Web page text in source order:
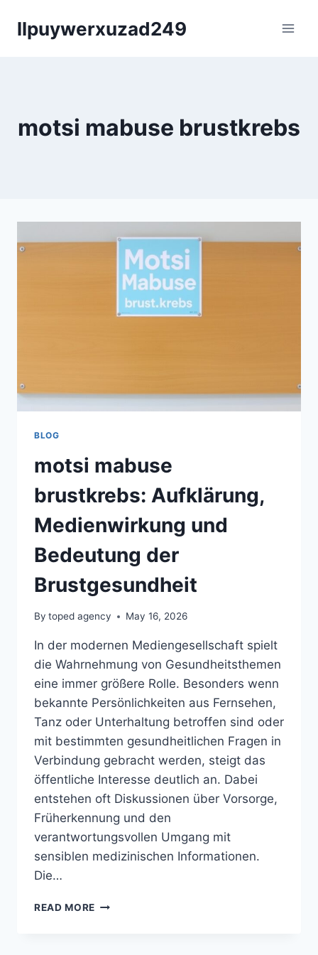
llpuywerxuzad249
motsi mabuse brustkrebs
BLOG
motsi mabuse
brustkrebs: Aufklärung,
Medienwirkung und
Bedeutung der
Brustgesundheit
By toped agency May 16, 2026
In der modernen Mediengesellschaft spielt
die Wahrnehmung von Gesundheitsthemen
eine immer größere Rolle. Besonders wenn
bekannte Persönlichkeiten aus Fernsehen,
Tanz oder Unterhaltung betroffen sind oder
mit bestimmten gesundheitlichen Fragen in
Verbindung gebracht werden, steigt das
öffentliche Interesse deutlich an. Dabei
entstehen oft Diskussionen über Vorsorge,
Früherkennung und den
verantwortungsvollen Umgang mit
sensiblen medizinischen Informationen.
Die…
READ MORE MOTSI